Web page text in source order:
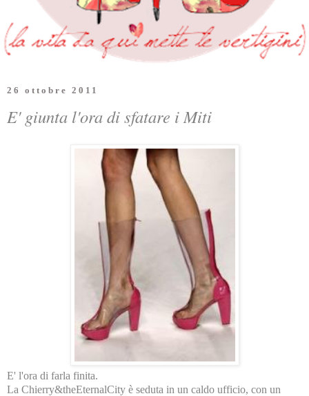
26 ottobre 2011
E' giunta l'ora di sfatare i Miti
E' l'ora di farla finita.
La Chierry&theEternalCity è seduta in un caldo ufficio, con un